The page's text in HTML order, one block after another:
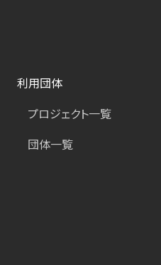
利用団体
プロジェクト一覧
団体一覧